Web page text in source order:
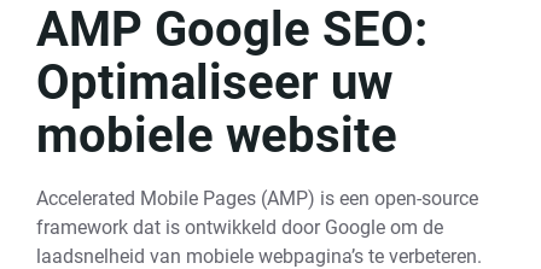
AMP Google SEO:
Optimaliseer uw
mobiele website
Accelerated Mobile Pages (AMP) is een open-source
framework dat is ontwikkeld door Google om de
laadsnelheid van mobiele webpagina’s te verbeteren.